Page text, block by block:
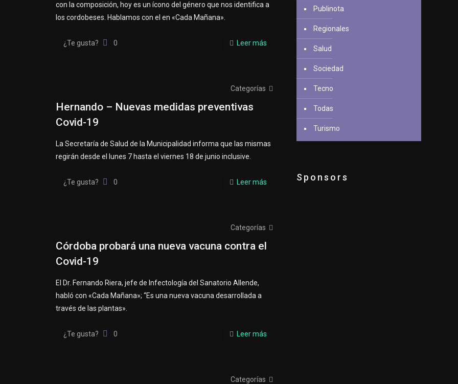
con la composición, hoy es un ícono del género que nos identifica a
los cordobeses. Hablamos con el en «Cada Mañana».
¿Te gusta? 0 Leer más
Categorías
Hernando – Nuevas medidas preventivas
Covid-19
La Secretaría de Salud de la Municipalidad informa que las mismas
regirán desde el lunes 7 hasta el viernes 18 de junio inclusive.
¿Te gusta? 0 Leer más
Categorías
Córdoba probará una nueva vacuna contra el
Covid-19
El Dr. Fernando Riera, jefe de Infectología del Sanatorio Allende,
habló con «Cada Mañana»; “Es una nueva vacuna desarrollada a
través de las plantas».
¿Te gusta? 0 Leer más
Categorías
Publinota
Regionales
Salud
Sociedad
Tecno
Todas
Turismo
Sponsors